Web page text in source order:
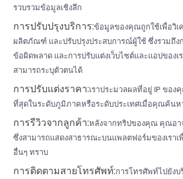
รวบรวมข้อมูลเชิงลึก
การปรับปรุงบริการ:ข้อมูลของคุณถูกใช้เพื่อวิเ
ผลิตภัณฑ์ และปรับปรุงประสบการณ์ผู้ใช้ ซึ่งรวมถึง
ข้อผิดพลาด และการปรับแต่งเว็บไซต์และแอปของ
สามารถระบุตัวตนได้
การปรับแต่งราคา:เราประมวลผลที่อยู่ IP ของ
ที่สุดในระดับภูมิภาคหรือระดับประเทศเมื่อคุณค้นห
การรีวิวจากลูกค้า:หลังจากทริปของคุณ คุณอา
ซึ่งสามารถแสดงสาธารณะบนแพลตฟอร์มของเราเ
อื่นๆ ทราบ
การติดตามสายโทรศัพท์:การโทรศัพท์ไปยัง